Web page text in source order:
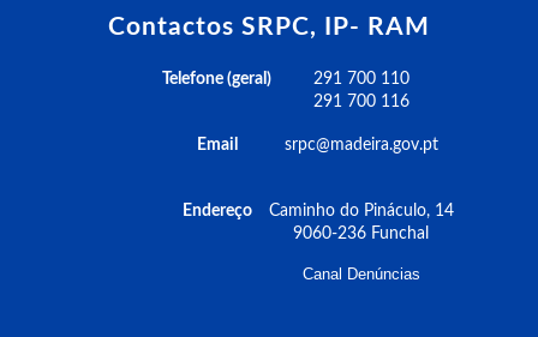
Contactos SRPC, IP- RAM
Telefone (geral)
Email
Endereço
291 700 110
291 700 116
srpc@madeira.gov.pt
Caminho do Pináculo, 14
9060-236 Funchal
Canal Denúncias